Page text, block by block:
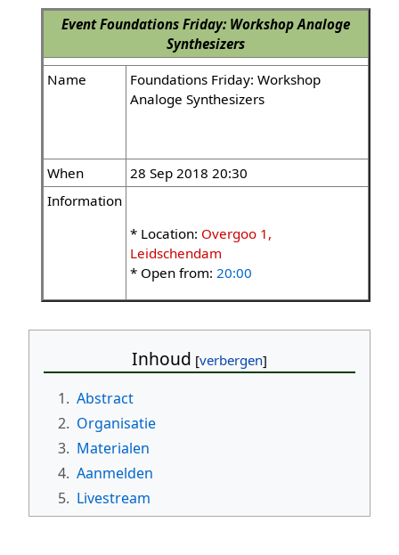
EventFoundations Friday: Workshop Analoge
Synthesizers
Name
Foundations Friday: Workshop
Analoge Synthesizers
When
28 Sep 2018 20:30
Information
* Location: Overgoo 1,
Leidschendam
* Open from: 20:00
Inhoud
1. Abstract
2. Organisatie
3. Materialen
4. Aanmelden
5. Livestream